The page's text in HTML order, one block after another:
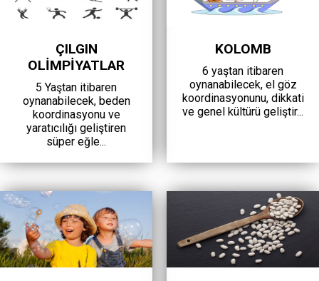
ÇILGIN
OLİMPİYATLAR
5 Yaştan itibaren
oynanabilecek, beden
koordinasyonu ve
yaratıcılığı geliştiren
süper eğle...
KOLOMB
6 yaştan itibaren
oynanabilecek, el göz
koordinasyonunu, dikkati
ve genel kültürü geliştir...